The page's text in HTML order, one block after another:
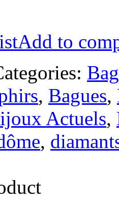
Add to
, Bagues,
Actuels,
,